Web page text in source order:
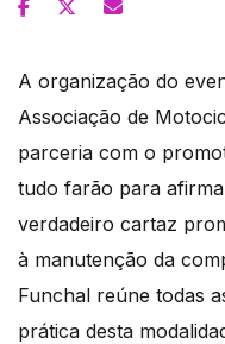
A organização do
Associação de
parceria com o
tudo farão para
verdadeiro cartaz
à manutenção da
Funchal reúne todas
prática desta